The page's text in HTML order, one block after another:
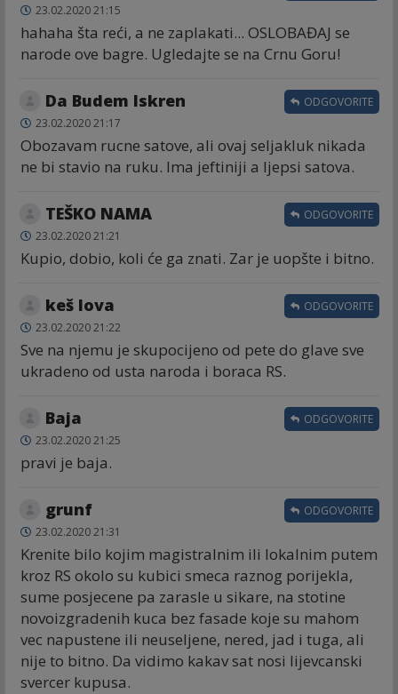
23.02.2020 21:15
hahaha šta reći, a ne zaplakati... OSLOBAĐAJ se
narode ove bagre. Ugledajte se na Crnu Goru!
Da Budem Iskren
23.02.2020 21:17
Obozavam rucne satove, ali ovaj seljakluk nikada
ne bi stavio na ruku. Ima jeftiniji a ljepsi satova.
ODGOVORITE
TEŠKO NAMA
23.02.2020 21:21
Kupio, dobio, koli će ga znati. Zar je uopšte i bitno.
ODGOVORITE
keš lova
23.02.2020 21:22
Sve na njemu je skupocijeno od pete do glave sve
ukradeno od usta naroda i boraca RS.
ODGOVORITE
Baja
23.02.2020 21:25
pravi je baja.
ODGOVORITE
grunf
23.02.2020 21:31
Krenite bilo kojim magistralnim ili lokalnim putem
kroz RS okolo su kubici smeca raznog porijekla,
sume posjecene pa zarasle u sikare, na stotine
novoizgradenih kuca bez fasade koje su mahom
vec napustene ili neuseljene, nered, jad i tuga, ali
nije to bitno. Da vidimo kakav sat nosi lijevcanski
svercer kupusa.
ODGOVORITE